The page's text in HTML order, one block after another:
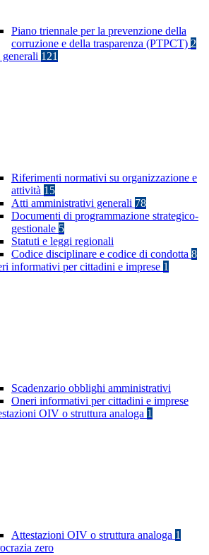
Piano triennale per la prevenzione della
corruzione e della trasparenza (PTPCT) 2
121
Riferimenti normativi su organizzazione e
attività 15
Atti amministrativi generali 78
Documenti di programmazione strategico-
gestionale 5
Statuti e leggi regionali
Codice disciplinare e codice di condotta 8
informativi per cittadini e imprese 1
Scadenzario obblighi amministrativi
Oneri informativi per cittadini e imprese
OIV o struttura analoga 1
Attestazioni OIV o struttura analoga 1
zero